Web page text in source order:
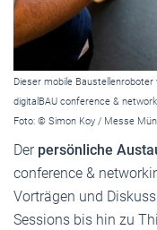
Dieser mobile
digitalBAU conference &
Foto: © Simon Koy / Messe
Der persönliche
conference &
Vorträgen und
Sessions bis hin zu